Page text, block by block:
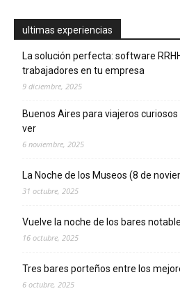
ultimas experiencias
La solución perfecta: software
trabajadores en tu empresa
9 diciembre, 2025
Buenos Aires para viajeros
ver
6 noviembre, 2025
La Noche de los Museos (8 de
31 octubre, 2025
Vuelve la noche de los bares
16 octubre, 2025
Tres bares porteños entre los
6 octubre, 2025